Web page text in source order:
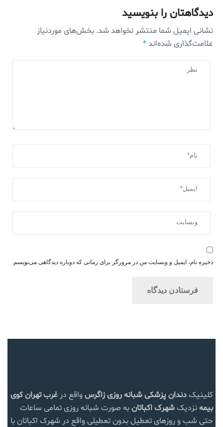
دیدگاهتان را بنویسید
نشانی ایمیل شما منتشر نخواهد شد. بخش‌های موردنیاز
علامت‌گذاری شده‌اند*
ذخیره نام، ایمیل و وبسایت من در مرورگر برای زمانی که دوباره دیدگاهی می‌نویسم.
کلینیکدندان پزشکی شبانه روزی زاگرس واقع در غرب تهرانکوی
بیمهنزدیکشهرک اکباتانبه صورت شبانه روزی تمامی ساعات
حتی شب و روزهای تعطیل بدون تعطیلی واقع در شهرک اکباتان با